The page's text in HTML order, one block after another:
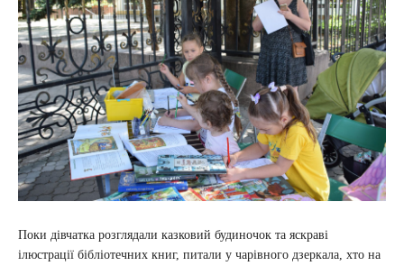
Поки дівчатка розглядали казковий будиночок та яскраві
ілюстрації бібліотечних книг, питали у чарівного дзеркала, хто на